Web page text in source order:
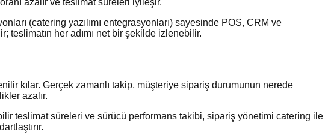
azalır ve teslimat süreleri iyileşir.
(catering yazılımı entegrasyonları) sayesinde POS, CRM ve
her adımı net bir şekilde izlenebilir.
kılar. Gerçek zamanlı takip, müşteriye sipariş durumunun nerede
azalır.
teslimat süreleri ve sürücü performans takibi, sipariş yönetimi catering ile